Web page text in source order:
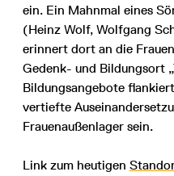
ein. Ein Mahnmal eines
(Heinz Wolf, Wolfgang
erinnert dort an die
Gedenk- und Bildungsort
Bildungsangebote
vertiefte
Frauenaußenlager sein.
Link zum heutigen